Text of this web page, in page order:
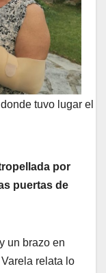
tuvo lugar el
por
puertas de
un brazo en
Varela relata lo